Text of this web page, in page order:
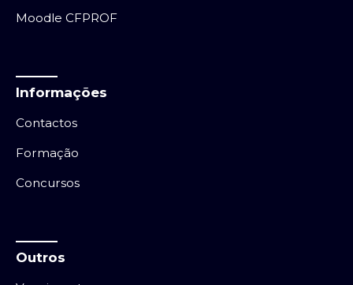
Moodle CFPROF
Informações
Contactos
Formação
Concursos
Outros